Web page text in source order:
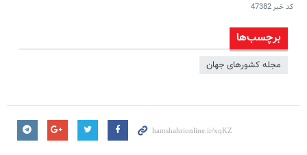
کد خبر47382
برچسب‌ها
مجله کشورهای جهان